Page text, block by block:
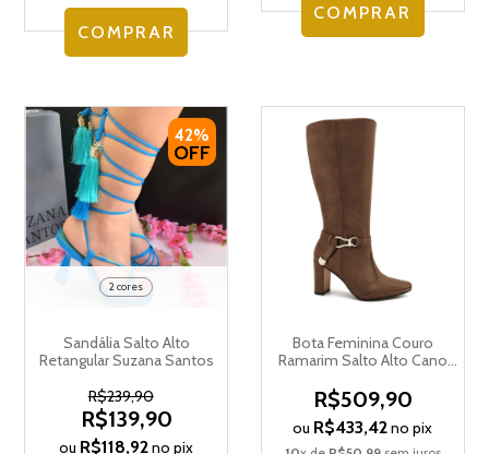
COMPRAR
COMPRAR
42%
OFF
2 cores
Sandália Salto Alto
Retangular Suzana Santos
R$239,90
R$139,90
ou R$118,92no pix
Bota Feminina Couro
Ramarim Salto Alto Cano
R$509,90
ou R$433,42no pix